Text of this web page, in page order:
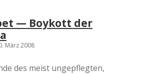
— Boykott der
März 2008
des meist ungepflegten,